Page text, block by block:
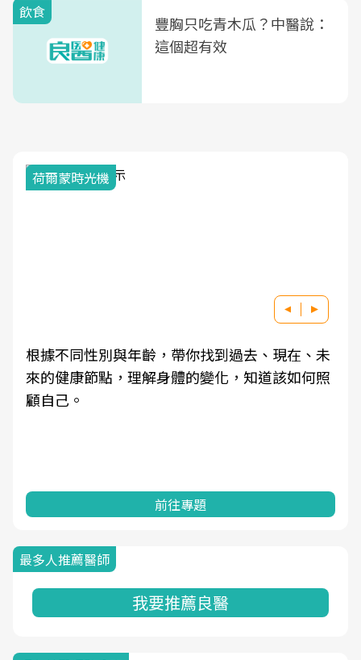
飲食
豐胸只吃青木瓜？中醫說：
這個超有效
荷爾蒙時光機
根據不同性別與年齡，帶你找到過去、現在、未
來的健康節點，理解身體的變化，知道該如何照
顧自己。
前往專題
最多人推薦醫師
我要推薦良醫